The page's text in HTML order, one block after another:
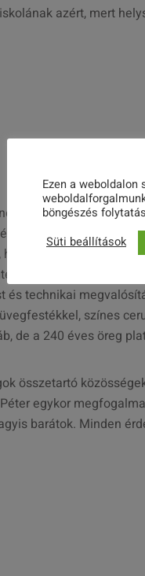
azért, mert
kézműves műhely,
feldolgozása a
az alkotási
és megörökítés, majd
technikai
színes
de a 240 éves öreg
összetartó
egykor
barátok. Minden
Ezen a
böngészés
Süti beállítások